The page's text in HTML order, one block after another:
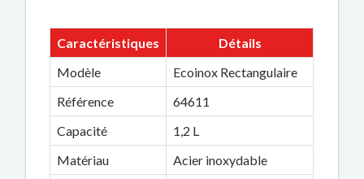
Caractéristiques
Détails
Modèle
Ecoinox Rectangulaire
Référence
64611
Capacité
1,2 L
Matériau
Acier inoxydable